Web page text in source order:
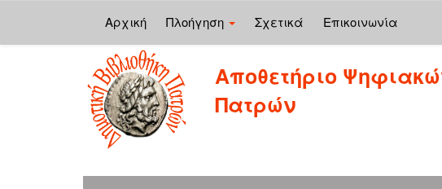
Αρχική Πλοήγηση Σχετικά Επικοινωνία
Αποθετήριο
Πατρών